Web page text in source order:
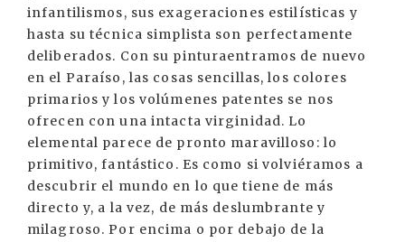
infantilismos, sus exageraciones estilísticas y
hasta su técnica simplista son perfectamente
deliberados. Con su pinturaentramos de nuevo
en el Paraíso, las cosas sencillas, los colores
primarios y los volúmenes patentes se nos
ofrecen con una intacta virginidad. Lo
elemental parece de pronto maravilloso: lo
primitivo, fantástico. Es como si volviéramos a
descubrir el mundo en lo que tiene de más
directo y, a la vez, de más deslumbrante y
milagroso. Por encima o por debajo de la